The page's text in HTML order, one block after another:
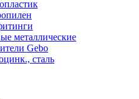
металлические
Gebo
сталь